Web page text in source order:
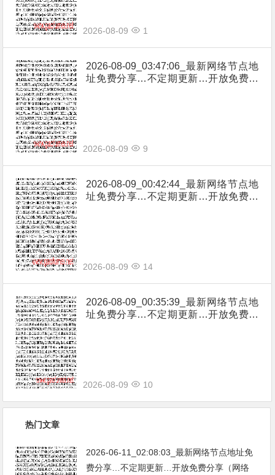
2026-08-09 1
2026-08-09_03:47:06_最新网络节点地
址免费分享…不定期更新…开放免费分
2026-08-09 9
2026-08-09_00:42:44_最新网络节点地
址免费分享…不定期更新…开放免费分
2026-08-09 14
2026-08-09_00:35:39_最新网络节点地
址免费分享…不定期更新…开放免费分
2026-08-09 10
热门文章
2026-06-11_02:08:03_最新网络节点地址免
费分享…不定期更新…开放免费分享（网络